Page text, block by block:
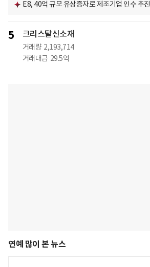
E8, 40억 규모 유상증자로 제조기업 인수 추진
5 크리스탈신소재
거래량 2,193,714
거래대금 29.5억
연예 많이 본 뉴스